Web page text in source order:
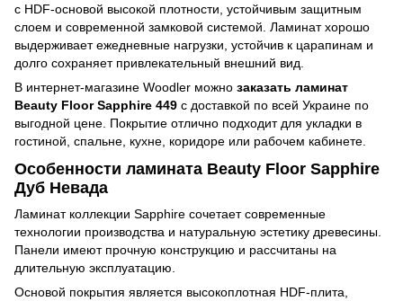
с HDF-основой высокой плотности, устойчивым защитным
слоем и современной замковой системой. Ламинат хорошо
выдерживает ежедневные нагрузки, устойчив к царапинам и
долго сохраняет привлекательный внешний вид.
В интернет-магазине Woodler можно заказать ламинат
Beauty Floor Sapphire 449 с доставкой по всей Украине по
выгодной цене. Покрытие отлично подходит для укладки в
гостиной, спальне, кухне, коридоре или рабочем кабинете.
Особенности ламината Beauty Floor Sapphire
Дуб Невада
Ламинат коллекции Sapphire сочетает современные
технологии производства и натуральную эстетику древесины.
Панели имеют прочную конструкцию и рассчитаны на
длительную эксплуатацию.
Основой покрытия является высокоплотная HDF-плита,